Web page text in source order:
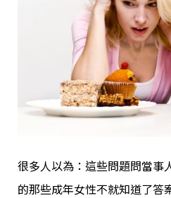
很多人以為：這些問題問當事
的那些成年女性不就知道了答